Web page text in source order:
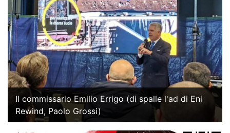
Il commissario Emilio Errigo (di spalle l'ad di Eni
Rewind, Paolo Grossi)